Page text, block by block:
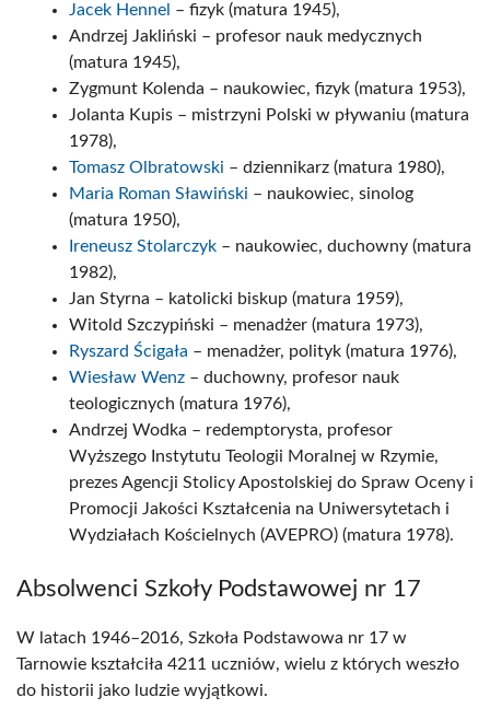
Jacek Hennel – fizyk (matura 1945),
Andrzej Jakliński – profesor nauk medycznych
(matura 1945),
Zygmunt Kolenda – naukowiec, fizyk (matura 1953),
Jolanta Kupis – mistrzyni Polski w pływaniu (matura
1978),
Tomasz Olbratowski – dziennikarz (matura 1980),
Maria Roman Sławiński – naukowiec, sinolog
(matura 1950),
Ireneusz Stolarczyk – naukowiec, duchowny (matura
1982),
Jan Styrna – katolicki biskup (matura 1959),
Witold Szczypiński – menadżer (matura 1973),
Ryszard Ścigała – menadżer, polityk (matura 1976),
Wiesław Wenz – duchowny, profesor nauk
teologicznych (matura 1976),
Andrzej Wodka – redemptorysta, profesor
Wyższego Instytutu Teologii Moralnej w Rzymie,
prezes Agencji Stolicy Apostolskiej do Spraw Oceny i
Promocji Jakości Kształcenia na Uniwersytetach i
Wydziałach Kościelnych (AVEPRO) (matura 1978).
Absolwenci Szkoły Podstawowej nr 17
W latach 1946–2016, Szkoła Podstawowa nr 17 w
Tarnowie kształciła 4211 uczniów, wielu z których weszło
do historii jako ludzie wyjątkowi.